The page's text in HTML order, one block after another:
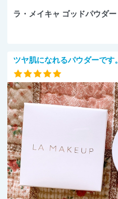
ラ・メイキャ ゴッドパウダー
ツヤ肌になれるパウダーです。